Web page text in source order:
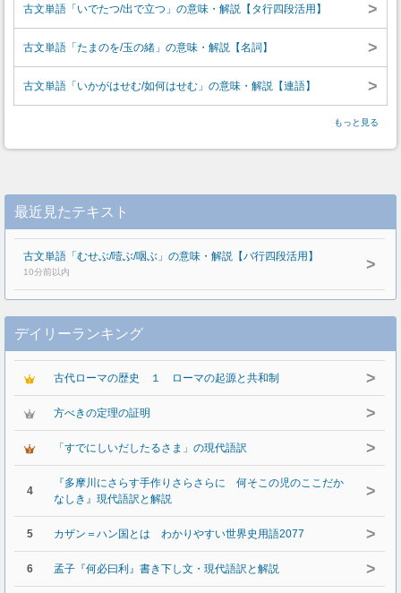
古文単語「いでたつ/出で立つ」の意味・解説【タ行四段活用】 >
古文単語「たまのを/玉の緒」の意味・解説【名詞】 >
古文単語「いかがはせむ/如何はせむ」の意味・解説【連語】 >
もっと見る
最近見たテキスト
古文単語「むせぶ/噎ぶ/咽ぶ」の意味・解説【バ行四段活用】
10分前以内 >
デイリーランキング
古代ローマの歴史 １ ローマの起源と共和制 >
方べきの定理の証明 >
「すでにしいだしたるさま」の現代語訳 >
4
『多摩川にさらす手作りさらさらに 何そこの児のここだか
なしき』現代語訳と解説
>
5 カザン＝ハン国とは わかりやすい世界史用語2077 >
6 孟子『何必曰利』書き下し文・現代語訳と解説 >